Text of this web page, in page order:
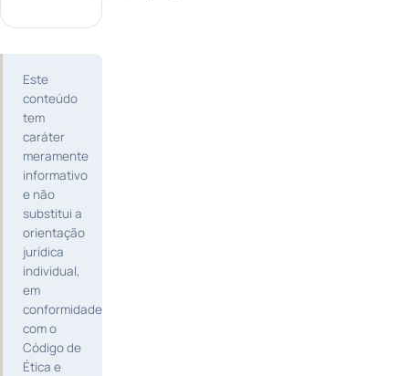
Este
conteúdo
tem
caráter
meramente
informativo
e não
substitui a
orientação
jurídica
individual,
em
conformidade
com o
Código de
Ética e